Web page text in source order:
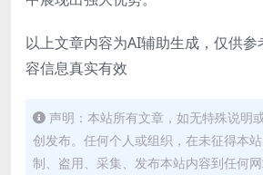
以上文章内容为AI辅助生成，仅供
容信息真实有效
声明：本站所有文章，如无特殊说明
创发布。任何个人或组织，在未征得本
制、盗用、采集、发布本站内容到任何